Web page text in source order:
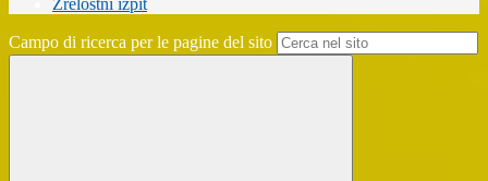
Zrelostni izpit
Campo di ricerca per le pagine del sito